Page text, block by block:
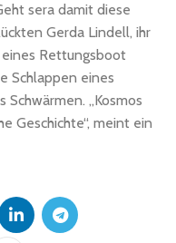
sera damit diese
Gerda Lindell, ihr
eines Rettungsboot
Schlappen eines
„Kosmos
Geschichte“, meint ein